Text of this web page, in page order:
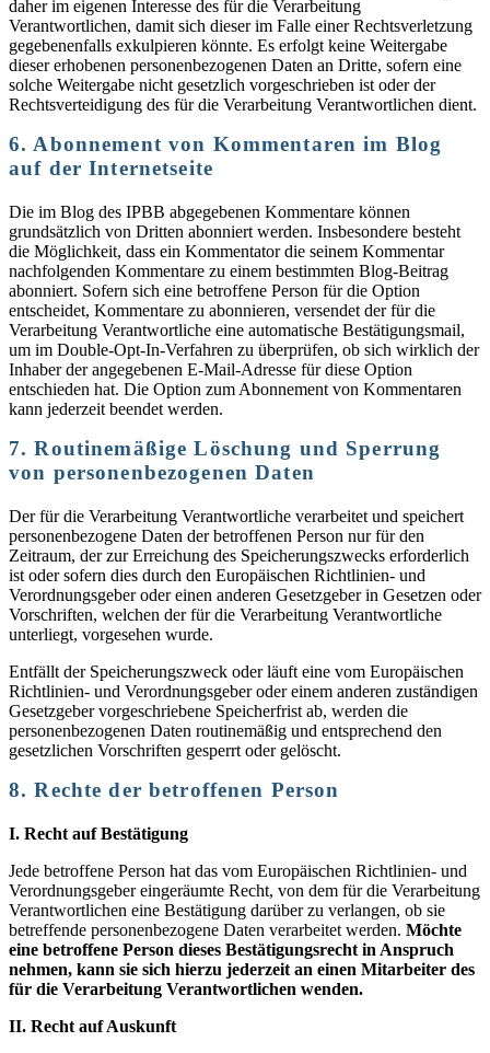
daher im eigenen Interesse des für die Verarbeitung
Verantwortlichen, damit sich dieser im Falle einer Rechtsverletzung
gegebenenfalls exkulpieren könnte. Es erfolgt keine Weitergabe
dieser erhobenen personenbezogenen Daten an Dritte, sofern eine
solche Weitergabe nicht gesetzlich vorgeschrieben ist oder der
Rechtsverteidigung des für die Verarbeitung Verantwortlichen dient.
6. Abonnement von Kommentaren im Blog
auf der Internetseite
Die im Blog des IPBB abgegebenen Kommentare können
grundsätzlich von Dritten abonniert werden. Insbesondere besteht
die Möglichkeit, dass ein Kommentator die seinem Kommentar
nachfolgenden Kommentare zu einem bestimmten Blog-Beitrag
abonniert. Sofern sich eine betroffene Person für die Option
entscheidet, Kommentare zu abonnieren, versendet der für die
Verarbeitung Verantwortliche eine automatische Bestätigungsmail,
um im Double-Opt-In-Verfahren zu überprüfen, ob sich wirklich der
Inhaber der angegebenen E-Mail-Adresse für diese Option
entschieden hat. Die Option zum Abonnement von Kommentaren
kann jederzeit beendet werden.
7. Routinemäßige Löschung und Sperrung
von personenbezogenen Daten
Der für die Verarbeitung Verantwortliche verarbeitet und speichert
personenbezogene Daten der betroffenen Person nur für den
Zeitraum, der zur Erreichung des Speicherungszwecks erforderlich
ist oder sofern dies durch den Europäischen Richtlinien- und
Verordnungsgeber oder einen anderen Gesetzgeber in Gesetzen oder
Vorschriften, welchen der für die Verarbeitung Verantwortliche
unterliegt, vorgesehen wurde.
Entfällt der Speicherungszweck oder läuft eine vom Europäischen
Richtlinien- und Verordnungsgeber oder einem anderen zuständigen
Gesetzgeber vorgeschriebene Speicherfrist ab, werden die
personenbezogenen Daten routinemäßig und entsprechend den
gesetzlichen Vorschriften gesperrt oder gelöscht.
8. Rechte der betroffenen Person
I. Recht auf Bestätigung
Jede betroffene Person hat das vom Europäischen Richtlinien- und
Verordnungsgeber eingeräumte Recht, von dem für die Verarbeitung
Verantwortlichen eine Bestätigung darüber zu verlangen, ob sie
betreffende personenbezogene Daten verarbeitet werden. Möchte
eine betroffene Person dieses Bestätigungsrecht in Anspruch
nehmen, kann sie sich hierzu jederzeit an einen Mitarbeiter des
für die Verarbeitung Verantwortlichen wenden.
II. Recht auf Auskunft